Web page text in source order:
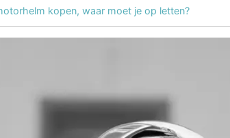
kopen, waar moet je op letten?